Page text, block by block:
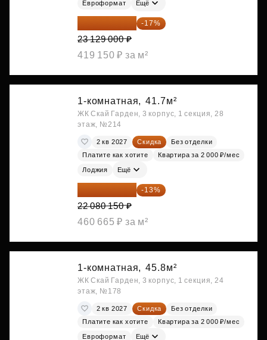
Евроформат Ещё
19 197 070 ₽ -17%
23 129 000 ₽
419 150 ₽ за м²
1-комнатная, 41.7м²
ЖК Скай Гарден, 3 корпус, 1 секция, 28
этаж, №214
2 кв 2027 Скидка
Без отделки
Платите как хотите
Квартира за 2 000 ₽/мес
Лоджия Ещё
19 209 731 ₽ -13%
22 080 150 ₽
460 665 ₽ за м²
1-комнатная, 45.8м²
ЖК Скай Гарден, 3 корпус, 1 секция, 24
этаж, №178
2 кв 2027 Скидка
Без отделки
Платите как хотите
Квартира за 2 000 ₽/мес
Евроформат Ещё